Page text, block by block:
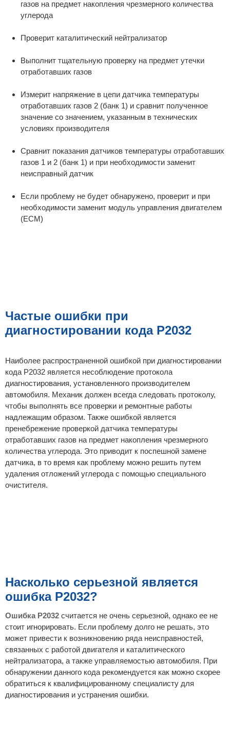
газов на предмет накопления чрезмерного количества
углерода
Проверит каталитический нейтрализатор
Выполнит тщательную проверку на предмет утечки
отработавших газов
Измерит напряжение в цепи датчика температуры
отработавших газов 2 (банк 1) и сравнит полученное
значение со значением, указанным в технических
условиях производителя
Сравнит показания датчиков температуры отработавших
газов 1 и 2 (банк 1) и при необходимости заменит
неисправный датчик
Если проблему не будет обнаружено, проверит и при
необходимости заменит модуль управления двигателем
(ECM)
Частые ошибки при
диагностировании кода P2032
Наиболее распространенной ошибкой при диагностировании
кода P2032 является несоблюдение протокола
диагностирования, установленного производителем
автомобиля. Механик должен всегда следовать протоколу,
чтобы выполнять все проверки и ремонтные работы
надлежащим образом. Также ошибкой является
пренебрежение проверкой датчика температуры
отработавших газов на предмет накопления чрезмерного
количества углерода. Это приводит к поспешной замене
датчика, в то время как проблему можно решить путем
удаления отложений углерода с помощью специального
очистителя.
Насколько серьезной является
ошибка P2032?
Ошибка P2032 считается не очень серьезной, однако ее не
стоит игнорировать. Если проблему долго не решать, это
может привести к возникновению ряда неисправностей,
связанных с работой двигателя и каталитического
нейтрализатора, а также управляемостью автомобиля. При
обнаружении данного кода рекомендуется как можно скорее
обратиться к квалифицированному специалисту для
диагностирования и устранения ошибки.